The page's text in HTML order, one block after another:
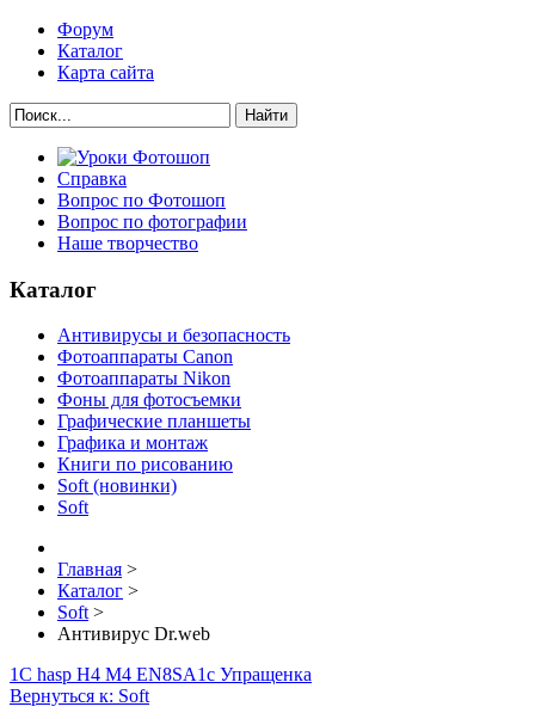
Форум
Каталог
Карта сайта
Найти
Справка
Вопрос по Фотошоп
Вопрос по фотографии
Наше творчество
Каталог
Антивирусы и безопасность
Фотоаппараты Canon
Фотоаппараты Nikon
Фоны для фотосъемки
Графические планшеты
Графика и монтаж
Книги по рисованию
Soft (новинки)
Soft
Главная >
Каталог >
Soft >
Антивирус Dr.web
1С hasp H4 M4 EN8SA1с Упращенка
Вернуться к: Soft